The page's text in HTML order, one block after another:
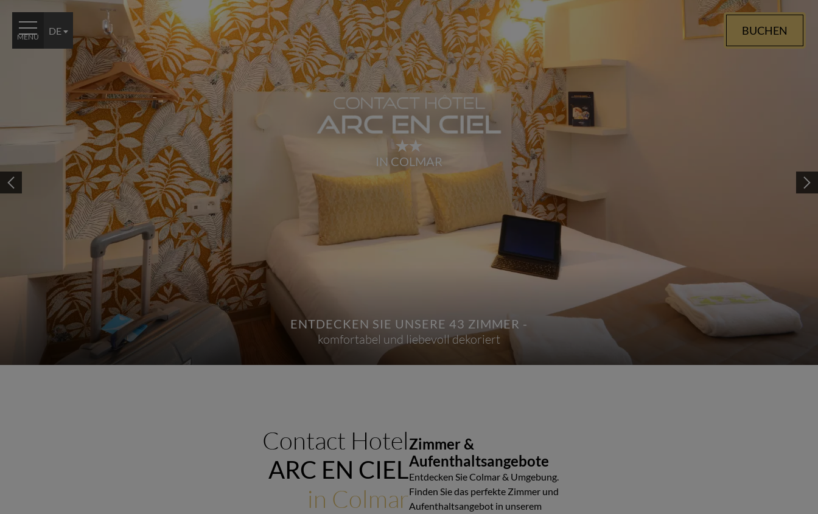
MENÜ
DE BUCHEN
IN COLMAR
ENTDECKEN SIE UNSERE 43 ZIMMER -
komfortabel und liebevoll dekoriert
ES IST UNS EINE FREUDE, SIE WILLKOMMEN ZU HEISSEN!
EIN HAUS, EIN TEAM, EIN HERZLICHES WILLKOMMEN.
ENTDECKEN SIE UNSERE 43 ZIMMER -
Contact Hotel
ARC EN CIEL
in Colmar
Zimmer &
Aufenthaltsangebote
Entdecken Sie Colmar & Umgebung.
Finden Sie das perfekte Zimmer und
Aufenthaltsangebot in unserem
Cookie-Einstellungen